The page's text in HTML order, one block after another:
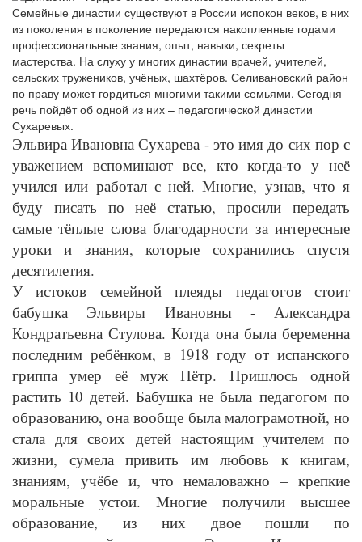
Семейные династии существуют в России испокон веков, в них
из поколения в поколение передаются накопленные годами
профессиональные знания, опыт, навыки, секреты
мастерства. На слуху у многих династии врачей, учителей,
сельских тружеников, учёных, шахтёров. Селивановский район
по праву может гордиться многими такими семьями. Сегодня
речь пойдёт об одной из них – педагогической династии
Сухаревых.
Эльвира Ивановна Сухарева - это имя до сих пор с
уважением вспоминают все, кто когда-то у неё
учился или работал с ней. Многие, узнав, что я
буду писать по неё статью, просили передать
самые тёплые слова благодарности за интересные
уроки и знания, которые сохранились спустя
десятилетия.
У истоков семейной плеяды педагогов стоит
бабушка Эльвиры Ивановны - Александра
Кондратьевна Стулова. Когда она была беременна
последним ребёнком, в 1918 году от испанского
гриппа умер её муж Пётр. Пришлось одной
растить 10 детей. Бабушка не была педагогом по
образованию, она вообще была малограмотной, но
стала для своих детей настоящим учителем по
жизни, сумела привить им любовь к книгам,
знаниям, учёбе и, что немаловажно – крепкие
моральные устои. Многие получили высшее
образование, из них двое пошли по